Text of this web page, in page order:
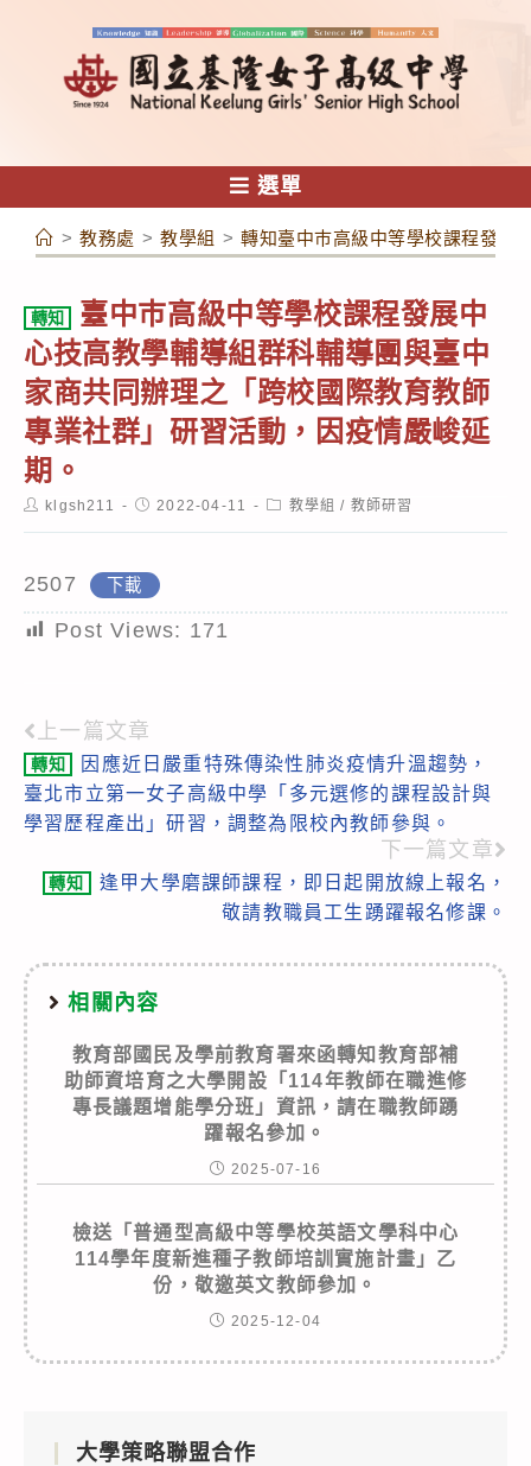
容
選單
> 教務處 > 教學組 > 轉知臺中巿高級中等學校課程發展
轉知
臺中巿高級中等學校課程發展中
心技高教學輔導組群科輔導團與臺中
家商共同辦理之「跨校國際教育教師
專業社群」研習活動，因疫情嚴峻延
期。
Postklgsh211
Post2022-04-11
Post教學組 / 教師研習
2507 下載
Post Views: 171
Read
more
articles
上一篇文章
轉知
因應近日嚴重特殊傳染性肺炎疫情升溫趨勢，
臺北市立第一女子高級中學「多元選修的課程設計與
學習歷程產出」研習，調整為限校內教師參與。
下一篇文章
轉知
逢甲大學磨課師課程，即日起開放線上報名，
敬請教職員工生踴躍報名修課。
相關內容
教育部國民及學前教育署來函轉知教育部補
助師資培育之大學開設「114年教師在職進修
專長議題增能學分班」資訊，請在職教師踴
躍報名參加。
2025-07-16
檢送「普通型高級中等學校英語文學科中心
114學年度新進種子教師培訓實施計畫」乙
份，敬邀英文教師參加。
2025-12-04
大學策略聯盟合作